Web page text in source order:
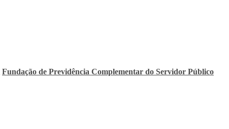
Fundação de Previdência Complementar do Servidor Público